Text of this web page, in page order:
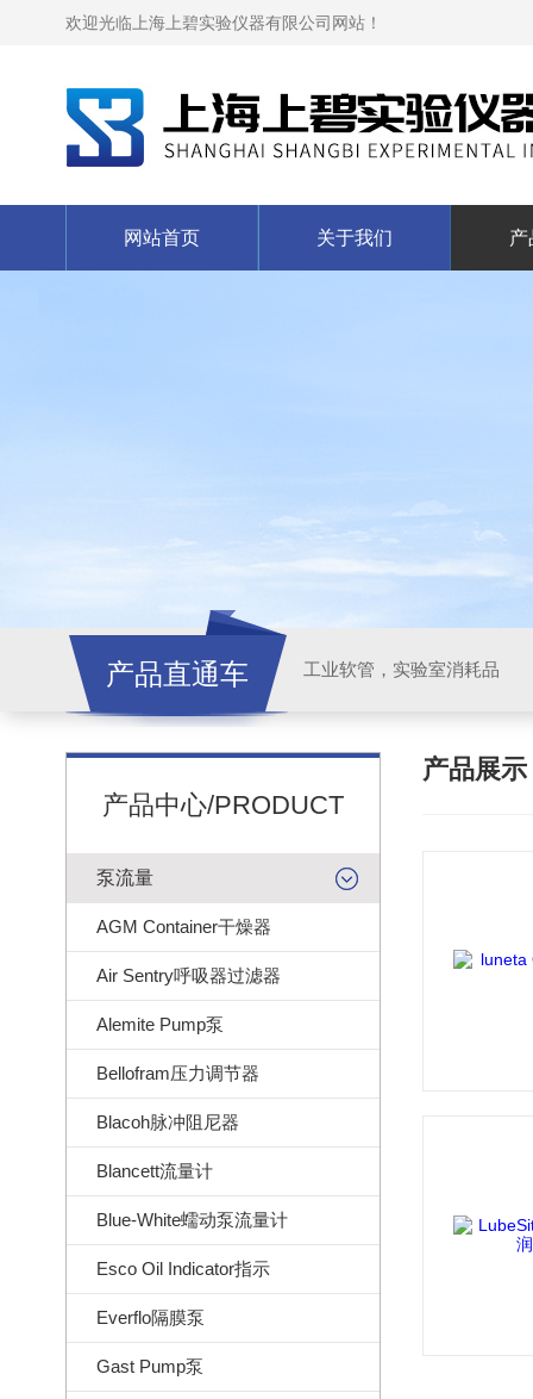
欢迎光临上海上碧实验仪器有限公司网站！
网站首页 关于我们 产
产品直通车 工业软管，实验室消耗品
产品中心/PRODUCT
泵流量
AGM Container干燥器
Air Sentry呼吸器过滤器
Alemite Pump泵
Bellofram压力调节器
Blacoh脉冲阻尼器
Blancett流量计
Blue-White蠕动泵流量计
Esco Oil Indicator指示
Everflo隔膜泵
Gast Pump泵
产品展示